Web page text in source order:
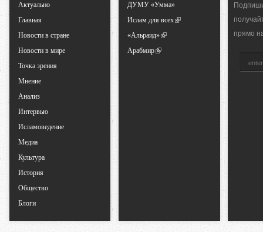
а
д
к
Актуально
Главная
Новости в стране
Новости в мире
Точка зрения
Мнение
Анализ
Интервью
Исламоведение
Медиа
Культура
История
Общество
Блоги
ДУМУ «Умма»
Ислам для всех
«Альраид»
Арабмир
прямо